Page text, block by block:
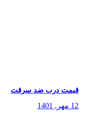
قیمت درب ضد سرقت
12 مهر, 1401